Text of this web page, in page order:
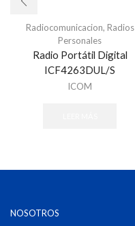
Radiocomunicacion, Radios
Personales
Radio Portátil Digital
ICF4263DUL/S
ICOM
NOSOTROS